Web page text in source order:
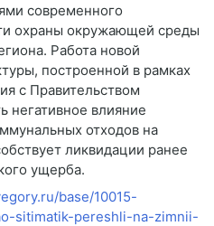
современного
охраны окружающей среды
Работа новой
построенной в рамках
с Правительством
негативное влияние
отходов на
ликвидации ранее
ущерба.
base/10015-
sitimatik-pereshli-na-zimnii-